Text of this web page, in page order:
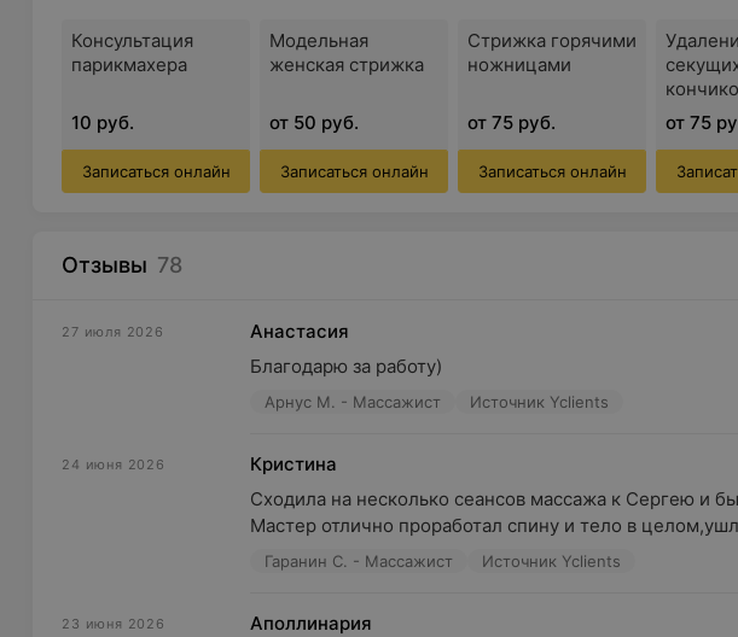
Консультация
парикмахера
10 руб.
Записаться онлайн
Модельная
женская стрижка
от 50 руб.
Записаться онлайн
Стрижка горячими
ножницами
от 75 руб.
Записаться онлайн
от 75
Отзывы 78
27 июля 2026
Анастасия
Благодарю за работу)
Арнус М. - Массажист Источник Yclients
24 июня 2026
Кристина
Сходила на несколько сеансов массажа к Сергею и
Мастер отлично проработал спину и тело в
Гаранин С. - Массажист Источник Yclients
23 июня 2026
Аполлинария